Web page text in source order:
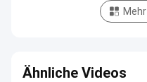
Ähnliche Videos